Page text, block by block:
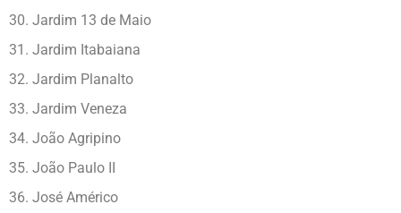
30. Jardim 13 de Maio
31. Jardim Itabaiana
32. Jardim Planalto
33. Jardim Veneza
34. João Agripino
35. João Paulo II
36. José Américo